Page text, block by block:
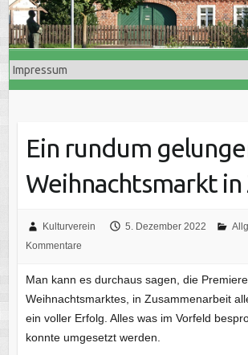
Ein rundum
Weihnachtsmarkt in
Kulturverein 5. Dezember 2022
Kommentare
Man kann es durchaus sagen, die
Weihnachtsmarktes, in Zusammenarbeit
ein voller Erfolg. Alles was im Vorfeld
konnte umgesetzt werden.